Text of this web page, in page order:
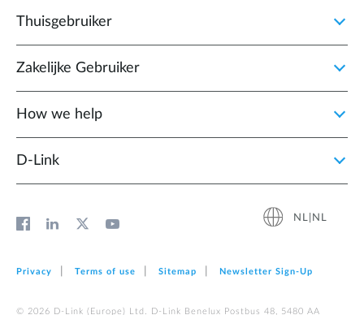
Thuisgebruiker
Zakelijke Gebruiker
How we help
D‑Link
NL|NL
Privacy Terms of use Sitemap Newsletter Sign‑Up
© 2026 D‑Link (Europe) Ltd. D-Link Benelux Postbus 48, 5480 AA